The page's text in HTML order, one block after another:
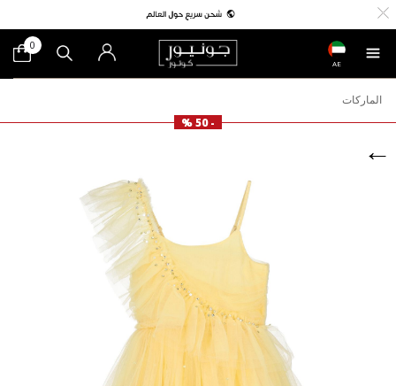
AE
0
الماركات
- 50 %